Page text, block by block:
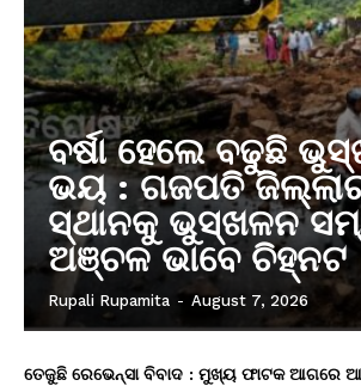
ବର୍ଷା ହେଲେ ବଢୁଛି
ଭୟ : ଗଜପତି
ସ୍ଥାନକୁ ଭୁସ୍ଖଳନ
ଅଞ୍ଚଳ ଭାବେ ଚିହ୍ନଟ
Rupali Rupamita - August 7, 2026
ତେଜୁଛି ରେଭେନ୍ସା ବିବାଦ : ମୁଖ୍ୟ ଫାଟକ ଆଗରେ